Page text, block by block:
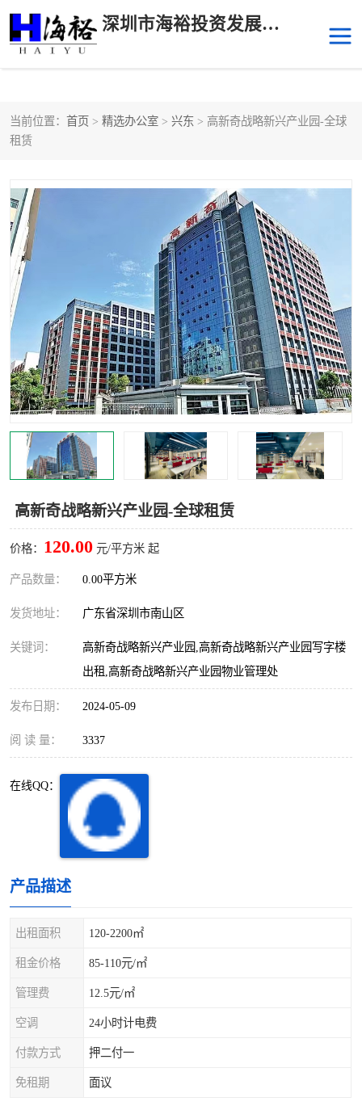
深圳市海裕投资发展有限公司
当前位置： 首页 > 精选办公室 > 兴东 > 高新奇战略新兴产业园-全球
租赁
高新奇战略新兴产业园-全球租赁
价格： 120.00 元/平方米 起
产品数量： 0.00平方米
发货地址： 广东省深圳市南山区
关键词：
高新奇战略新兴产业园,高新奇战略新兴产业园写字楼
出租,高新奇战略新兴产业园物业管理处
发布日期： 2024-05-09
阅 读 量： 3337
在线QQ：
产品描述
出租面积 120-2200㎡
租金价格 85-110元/㎡
管理费 12.5元/㎡
空调 24小时计电费
付款方式 押二付一
免租期 面议
后海
前海 深圳湾科技生态园
福田中心区写字楼租赁 宝安中心区
深圳宝安 福田车公庙
罗湖水贝 南山南油
龙华 罗湖区
宝安区 西乡
兴东 石岩
车公庙
中心区
南山区 西丽
南头 高新园
深圳超级总部基地
龙岗区
宝安西乡
光明区
龙华观澜